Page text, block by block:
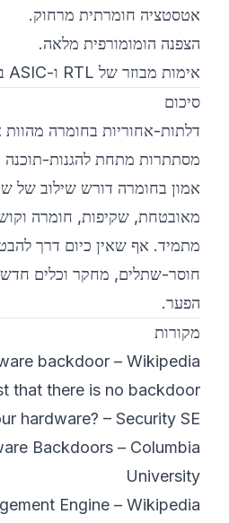
אטסטציה חומרתית מרחוק.
הצפנה הומומורפית מלאה.
אימות מבוזר של RTL ו-ASIC בקוד-פתוח.
סיכום
דלתות-אחוריות בחומרה
מסתתרות מתחת להגנות-תוכנה
אמון בחומרה דורש שילוב של
מאובטחת, שקיפות, חומרה
חוסר-שתלים, מחקר וכלים
הפער.
מקורות
backdoor – Wikipedia
that there is no backdoor
hardware? – Security SE
Backdoors – Columbia
University
Engine – Wikipedia